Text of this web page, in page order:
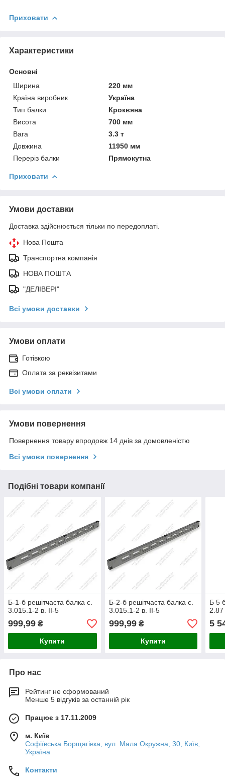
Приховати
Характеристики
Основні
Ширина
220 мм
Країна виробник
Україна
Тип балки
Кроквяна
Висота
700 мм
Вага
3.3 т
Довжина
11950 мм
Переріз балки
Прямокутна
Приховати
Умови доставки
Доставка здійснюється тільки по передоплаті.
Нова Пошта
Транспортна компанія
НОВА ПОШТА
"ДЕЛІВЕРІ"
Всі умови доставки
Умови оплати
Готівкою
Оплата за реквізитами
Всі умови оплати
Умови повернення
Повернення товару впродовж 14 днів за домовленістю
Всі умови повернення
Подібні товари компанії
Б-1-б решітчаста балка с.
3.015.1-2 в. II-5
999,99 ₴
Купити
Б-2-б решітчаста балка с.
3.015.1-2 в. II-5
999,99₴
Купити
Б 5
2.87
5
Про нас
Рейтинг не сформований
Менше 5 відгуків за останній рік
Працює з 17.11.2009
м. Київ
Софіївська Борщагівка, вул. Мала Окружна, 30, Київ,
Україна
Контакти